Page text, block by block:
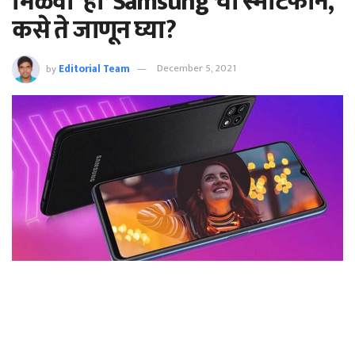
कसे ते जाणून घ्या?
byEditorial Team December 5, 2021